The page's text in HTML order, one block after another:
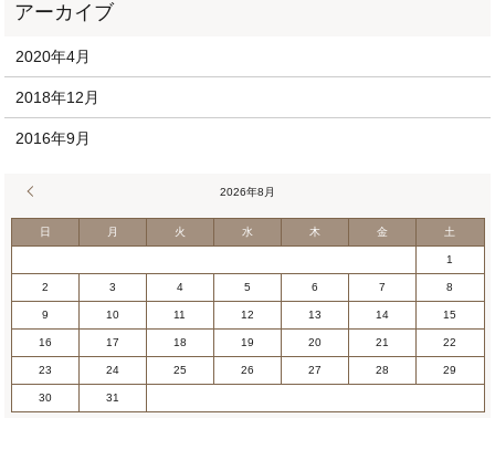
2020年4月
2018年12月
2016年9月
2026年8月
日 月 火 水 木 金 土
1
2 3 4 5 6 7 8
9 10 11 12 13 14 15
16 17 18 19 20 21 22
23 24 25 26 27 28 29
30 31